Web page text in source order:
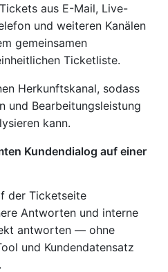
aus E-Mail, Live-
und weiteren Kanälen
gemeinsamen
Ticketliste.
Herkunftskanal, sodass
und Bearbeitungsleistung
kann.
Kundendialog auf einer
der Ticketseite
Antworten und interne
antworten — ohne
und Kundendatensatz